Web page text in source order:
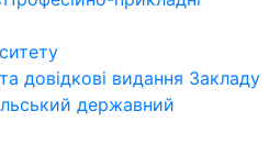
довідкові видання Закладу
державний